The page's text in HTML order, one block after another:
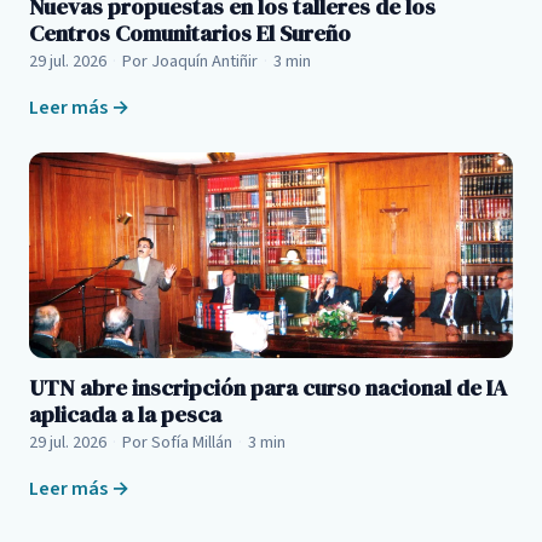
Nuevas propuestas en los talleres de los
Centros Comunitarios El Sureño
29 jul. 2026 Por Joaquín Antiñir 3 min
Leer más →
UTN abre inscripción para curso nacional de IA
aplicada a la pesca
29 jul. 2026 Por Sofía Millán 3 min
Leer más →